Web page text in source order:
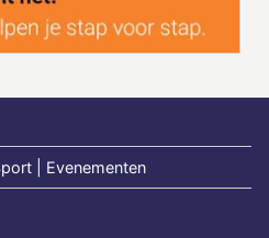
| Evenementen